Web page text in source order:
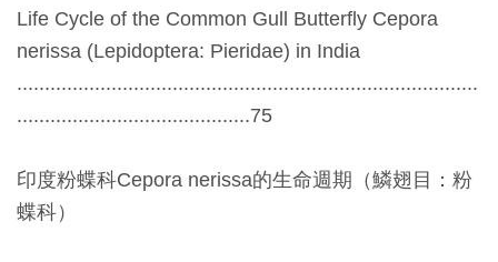
Ba
ha
Ind
esi
Tiế
Việ
Life Cycle of the Common Gull Butterfly Cepora
nerissa (Lepidoptera: Pieridae) in India
...................................................................................
..........................................75
印度粉蝶科Cepora nerissa的生命週期（鱗翅目：粉
蝶科）